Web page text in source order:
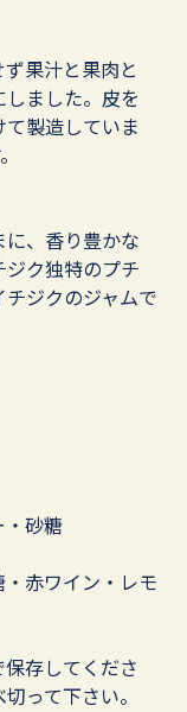
果汁と果肉と
ました。皮を
製造していま
、香り豊かな
ク独特のプチ
ジクのジャムで
・砂糖
赤ワイン・レモ
存してくださ
って下さい。